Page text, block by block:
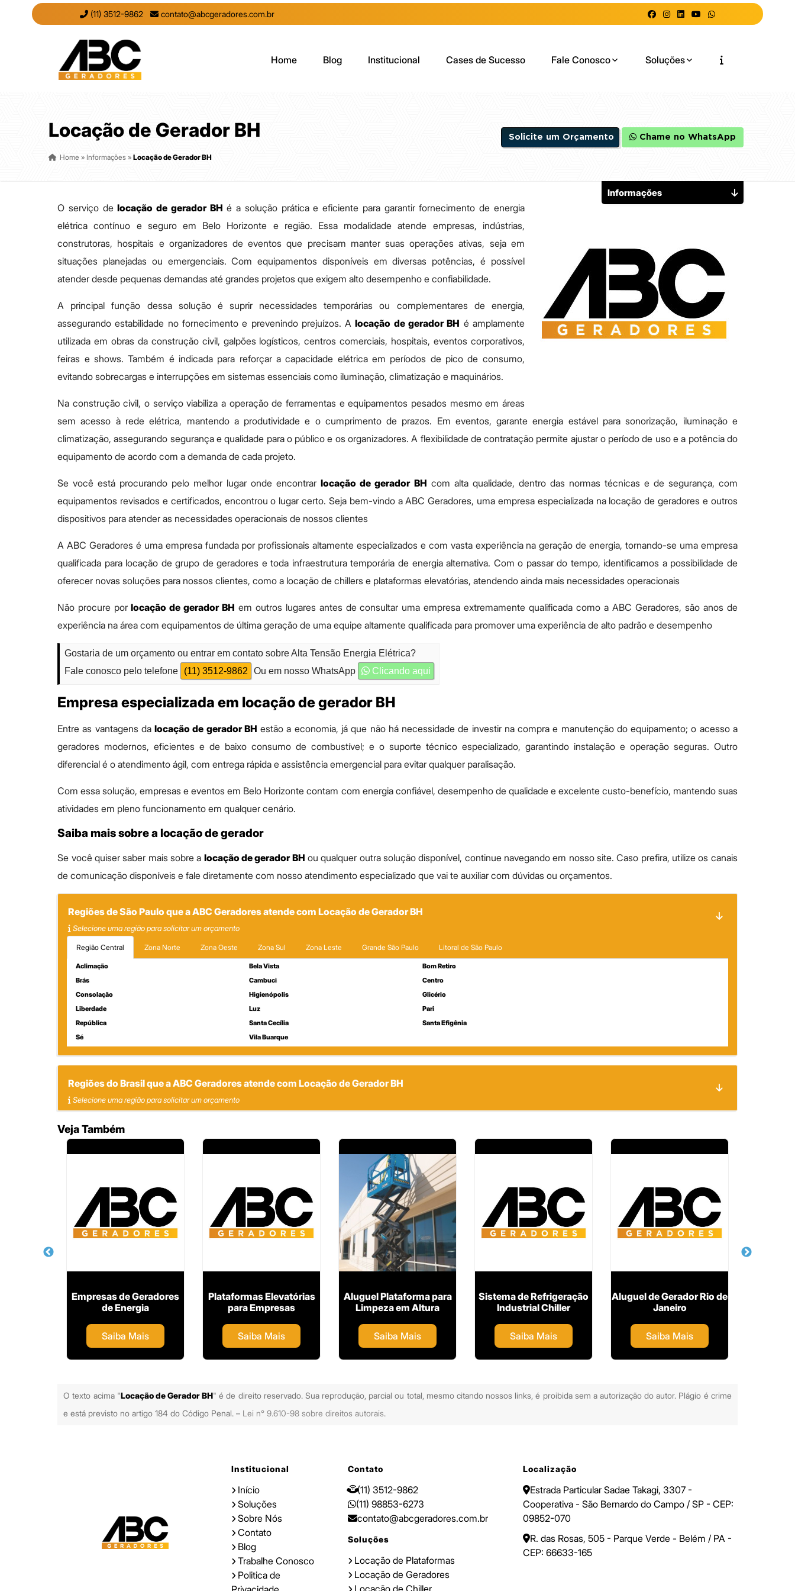
(11) 3512-9862 contato@abcgeradores.com.br
Home Blog Institucional Cases de Sucesso Fale Conosco Soluções
Locação de Gerador BH
Home » Informações »Locação de Gerador BH
Solicite um Orçamento Chame no WhatsApp
O serviço delocação de gerador BH é a solução prática e eficiente para garantir fornecimento de energia
elétrica contínuo e seguro em Belo Horizonte e região. Essa modalidade atende empresas, indústrias,
construtoras, hospitais e organizadores de eventos que precisam manter suas operações ativas, seja em
situações planejadas ou emergenciais. Com equipamentos disponíveis em diversas potências, é possível
atender desde pequenas demandas até grandes projetos que exigem alto desempenho e confiabilidade.
A principal função dessa solução é suprir necessidades temporárias ou complementares de energia,
assegurando estabilidade no fornecimento e prevenindo prejuízos. Alocação de gerador BH é amplamente
utilizada em obras da construção civil, galpões logísticos, centros comerciais, hospitais, eventos corporativos,
feiras e shows. Também é indicada para reforçar a capacidade elétrica em períodos de pico de consumo,
evitando sobrecargas e interrupções em sistemas essenciais como iluminação, climatização e maquinários.
Na construção civil, o serviço viabiliza a operação de ferramentas e equipamentos pesados mesmo em áreas
sem acesso à rede elétrica, mantendo a produtividade e o cumprimento de prazos. Em eventos, garante energia estável para sonorização, iluminação e
climatização, assegurando segurança e qualidade para o público e os organizadores. A flexibilidade de contratação permite ajustar o período de uso e a potência do
equipamento de acordo com a demanda de cada projeto.
Se você está procurando pelo melhor lugar onde encontrarlocação de gerador BH com alta qualidade, dentro das normas técnicas e de segurança, com
equipamentos revisados e certificados, encontrou o lugar certo. Seja bem-vindo a ABC Geradores, uma empresa especializada na locação de geradores e outros
dispositivos para atender as necessidades operacionais de nossos clientes
A ABC Geradores é uma empresa fundada por profissionais altamente especializados e com vasta experiência na geração de energia, tornando-se uma empresa
qualificada para locação de grupo de geradores e toda infraestrutura temporária de energia alternativa. Com o passar do tempo, identificamos a possibilidade de
oferecer novas soluções para nossos clientes, como a locação de chillers e plataformas elevatórias, atendendo ainda mais necessidades operacionais
Não procure por locação de gerador BH em outros lugares antes de consultar uma empresa extremamente qualificada como a ABC Geradores, são anos de
experiência na área com equipamentos de última geração de uma equipe altamente qualificada para promover uma experiência de alto padrão e desempenho
Gostaria de um orçamento ou entrar em contato sobre Alta Tensão Energia Elétrica?
Fale conosco pelo telefone
(11) 3512-9862 Ou em nosso WhatsApp Clicando aqui
Empresa especializada em locação de gerador BH
Entre as vantagens dalocação de gerador BH estão a economia, já que não há necessidade de investir na compra e manutenção do equipamento; o acesso a
geradores modernos, eficientes e de baixo consumo de combustível; e o suporte técnico especializado, garantindo instalação e operação seguras. Outro
diferencial é o atendimento ágil, com entrega rápida e assistência emergencial para evitar qualquer paralisação.
Com essa solução, empresas e eventos em Belo Horizonte contam com energia confiável, desempenho de qualidade e excelente custo-benefício, mantendo suas
atividades em pleno funcionamento em qualquer cenário.
Saiba mais sobre a locação de gerador
Se você quiser saber mais sobre a locação de gerador BH ou qualquer outra solução disponível, continue navegando em nosso site. Caso prefira, utilize os canais
de comunicação disponíveis e fale diretamente com nosso atendimento especializado que vai te auxiliar com dúvidas ou orçamentos.
Regiões de São Paulo que a ABC Geradores atende com Locação de Gerador BH
Selecione uma região para solicitar um orçamento
Região Central Zona Norte Zona Oeste Zona Sul Zona Leste Grande São Paulo Litoral de São Paulo
Aclimação Bela Vista
Bom Retiro
Brás
Cambuci
Centro
Consolação
Higienópolis
Glicério
Liberdade
Luz
Pari
República
Santa Cecília
Santa Efigênia
Sé
Vila Buarque
Regiões do Brasil que a ABC Geradores atende com Locação de Gerador BH
Selecione uma região para solicitar um orçamento
Veja Também
Empresas de Geradores
de Energia
Saiba Mais
Plataformas Elevatórias
para Empresas
Saiba Mais
Aluguel Plataforma para
Limpeza em Altura
Saiba Mais
Sistema de Refrigeração
Industrial Chiller
Saiba Mais
Aluguel de Gerador Rio de
Janeiro
Saiba Mais
O texto acima "Locação de Gerador BH" é de direito reservado. Sua reprodução, parcial ou total, mesmo citando nossos links, é proibida sem a autorização do autor. Plágio é crime
e está previsto no artigo 184 do Código Penal. – Lei n° 9.610-98 sobre direitos autorais.
Informações
Institucional
Início
Soluções
Sobre Nós
Contato
Blog
Trabalhe Conosco
Politica de
Contato
(11) 3512-9862
(11) 98853-6273
contato@abcgeradores.com.br
Soluções
Locação de Plataformas
Locação de Geradores
Localização
Estrada Particular Sadae Takagi, 3307 -
Cooperativa - São Bernardo do Campo / SP - CEP:
09852-070
R. das Rosas, 505 - Parque Verde - Belém / PA -
CEP: 66633-165